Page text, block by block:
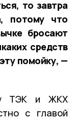
то завтра
потому что
бросают
средств
помойку, —
ТЭК и ЖКХ
с главой